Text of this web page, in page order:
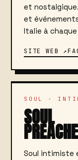
et
et
Italie à
SITE WEB ↗
SOUL ·
SOUL
Soul intimiste